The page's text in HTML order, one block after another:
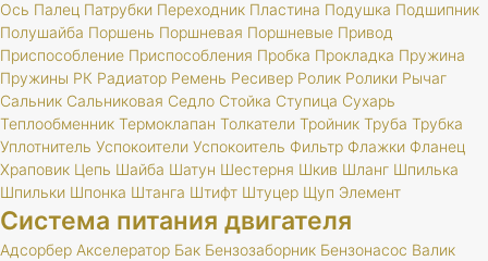
Ось Палец Патрубки Переходник Пластина Подушка Подшипник
Полушайба Поршень Поршневая Поршневые Привод
Приспособление Приспособления Пробка Прокладка Пружина
Пружины РК Радиатор Ремень Ресивер Ролик Ролики Рычаг
Сальник Сальниковая Седло Стойка Ступица Сухарь
Теплообменник Термоклапан Толкатели Тройник Труба Трубка
Уплотнитель Успокоители Успокоитель Фильтр Флажки Фланец
Храповик Цепь Шайба Шатун Шестерня Шкив Шланг Шпилька
Шпильки Шпонка Штанга Штифт Штуцер Щуп Элемент
Система питания двигателя
Адсорбер Акселератор Бак Бензозаборник Бензонасос Валик